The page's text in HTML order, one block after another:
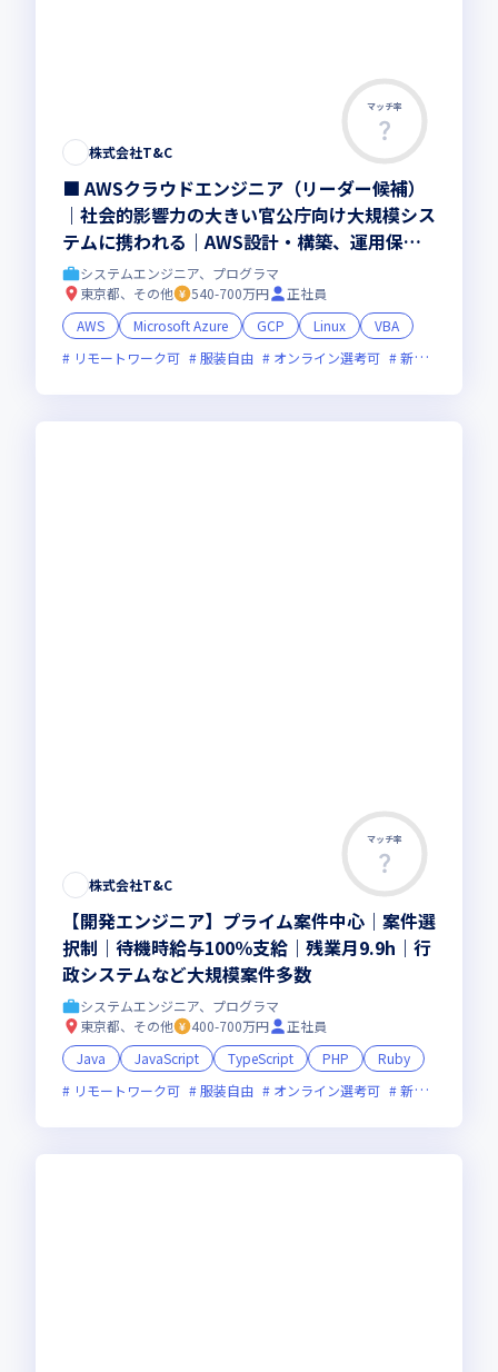
マッチ率
株式会社T&C
■ AWSクラウドエンジニア（リーダー候補）
｜社会的影響力の大きい官公庁向け大規模シス
テムに携われる｜AWS設計・構築、運用保守
案件多数｜年間休日124日｜AWS資格取得支援
制度あり
システムエンジニア、プログラマ
東京都、その他
540-700万円
正社員
AWS
Microsoft Azure GCP Linux
VBA
リモートワーク可
服装自由 オンライン選考可 新技術に積極的
マッチ率
株式会社T&C
【開発エンジニア】プライム案件中心｜案件選
択制｜待機時給与100％支給｜残業月9.9h｜行
政システムなど大規模案件多数
システムエンジニア、プログラマ
東京都、その他
400-700万円
正社員
Java
JavaScript TypeScript PHP
Ruby
リモートワーク可
服装自由 オンライン選考可 新技術に積極的